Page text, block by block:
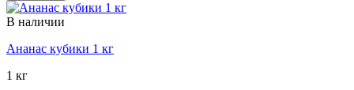
В наличии
Ананас кубики 1 кг
1 кг